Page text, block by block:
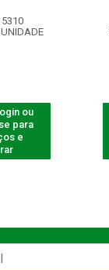
ou
para
e